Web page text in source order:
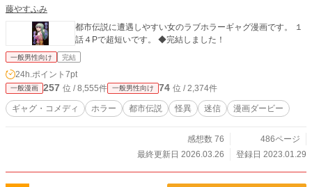
藤やすふみ
都市伝説に遭遇しやすい女のラブホラーギャグ漫画です。 １
話４Pで超短いです。 ◆完結しました！
一般男性向け 完結
24h.ポイント 7pt
一般漫画 257 位 / 8,555件 一般男性向け 74 位 / 2,374件
ギャグ・コメディ ホラー 都市伝説 怪異 迷信 漫画ダービー
感想数 76
486ページ
最終更新日 2026.03.26
登録日 2023.01.29